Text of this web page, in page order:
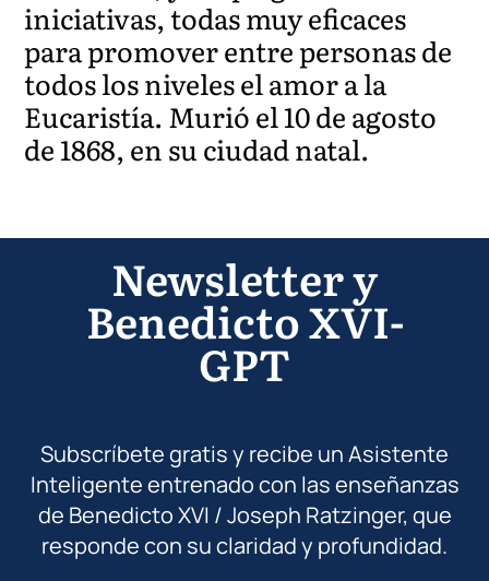
iniciativas, todas muy eficaces
para promover entre personas de
todos los niveles el amor a la
Eucaristía. Murió el 10 de agosto
de 1868, en su ciudad natal.
Newsletter y
Benedicto XVI-
GPT
Subscríbete gratis y recibe un Asistente
Inteligente entrenado con las enseñanzas
de Benedicto XVI / Joseph Ratzinger, que
responde con su claridad y profundidad.